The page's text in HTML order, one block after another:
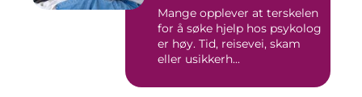
Mange opplever at terskelen
for å søke hjelp hos psykolog
er høy. Tid, reisevei, skam
eller usikkerh...